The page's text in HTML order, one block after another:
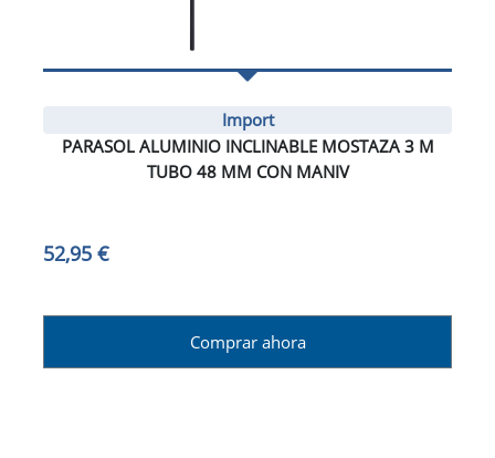
Import
PARASOL ALUMINIO INCLINABLE MOSTAZA 3 M
TUBO 48 MM CON MANIV
52,95 €
Comprar ahora